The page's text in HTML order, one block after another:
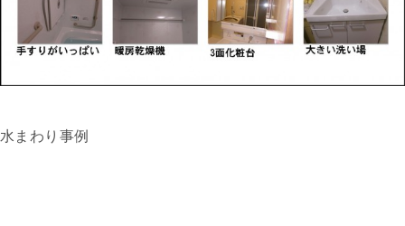
水まわり事例